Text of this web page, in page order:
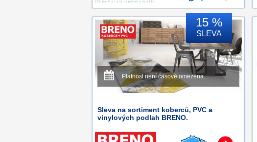
15 %
SLEVA
Platnost není časově omezena.
Sleva na sortiment koberců, PVC a
vinylových podlah BRENO.